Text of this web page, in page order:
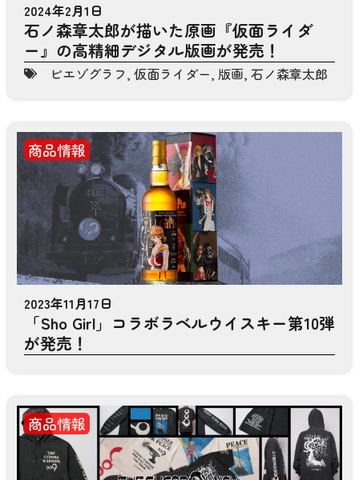
2024年2月1日
石ノ森章太郎が描いた原画『仮面ライダ
ー』の高精細デジタル版画が発売！
ピエゾグラフ, 仮面ライダー, 版画, 石ノ森章太郎
商品情報
2023年11月17日
「Sho Girl」コラボラベルウイスキー第10弾
が発売！
商品情報